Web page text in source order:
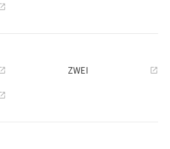
ZWEI